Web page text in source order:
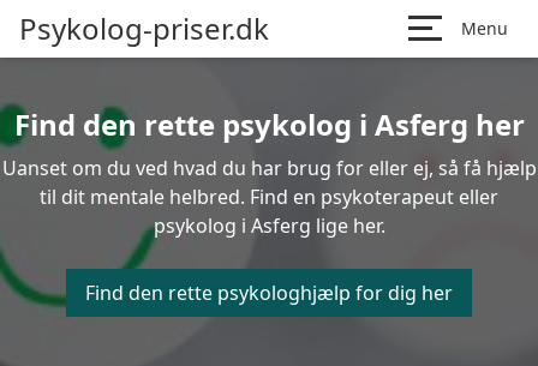
Psykolog-priser.dk Menu
Find den rette psykolog i Asferg her
Uanset om du ved hvad du har brug for eller ej, så få hjælp
til dit mentale helbred. Find en psykoterapeut eller
psykolog i Asferg lige her.
Find den rette psykologhjælp for dig her